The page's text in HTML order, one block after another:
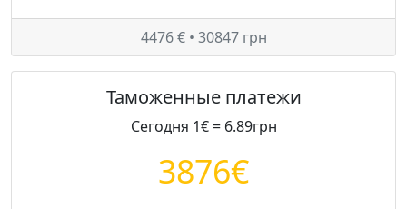
4476 € • 30847 грн
Таможенные платежи
Сегодня 1€ = 6.89грн
3876€